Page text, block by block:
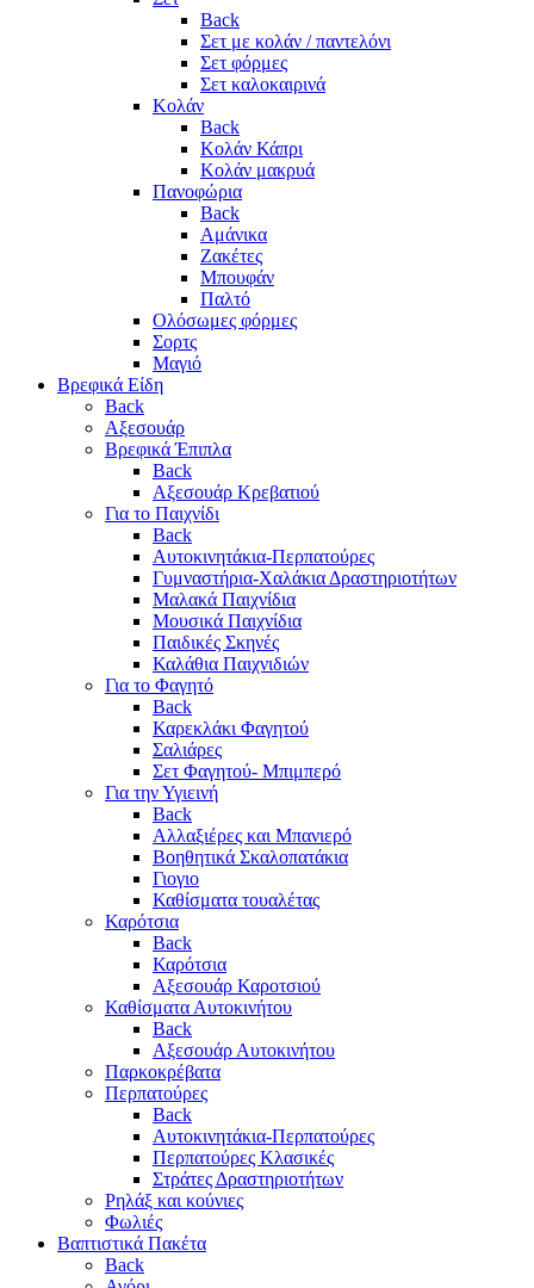
Back
Σετ με κολάν / παντελόνι
Σετ φόρμες
Σετ καλοκαιρινά
Κολάν
Back
Κολάν Κάπρι
Κολάν μακρυά
Πανοφώρια
Back
Αμάνικα
Ζακέτες
Μπουφάν
Παλτό
Ολόσωμες φόρμες
Σορτς
Μαγιό
Βρεφικά Είδη
Back
Αξεσουάρ
Βρεφικά Έπιπλα
Back
Αξεσουάρ Κρεβατιού
Για το Παιχνίδι
Back
Αυτοκινητάκια-Περπατούρες
Γυμναστήρια-Χαλάκια Δραστηριοτήτων
Μαλακά Παιχνίδια
Μουσικά Παιχνίδια
Παιδικές Σκηνές
Καλάθια Παιχνιδιών
Για το Φαγητό
Back
Καρεκλάκι Φαγητού
Σαλιάρες
Σετ Φαγητού- Μπιμπερό
Για την Υγιεινή
Back
Αλλαξιέρες και Μπανιερό
Βοηθητικά Σκαλοπατάκια
Γιογιο
Καθίσματα τουαλέτας
Καρότσια
Back
Καρότσια
Αξεσουάρ Καροτσιού
Καθίσματα Αυτοκινήτου
Back
Αξεσουάρ Αυτοκινήτου
Παρκοκρέβατα
Περπατούρες
Back
Αυτοκινητάκια-Περπατούρες
Περπατούρες Κλασικές
Στράτες Δραστηριοτήτων
Ρηλάξ και κούνιες
Φωλιές
Βαπτιστικά Πακέτα
Back